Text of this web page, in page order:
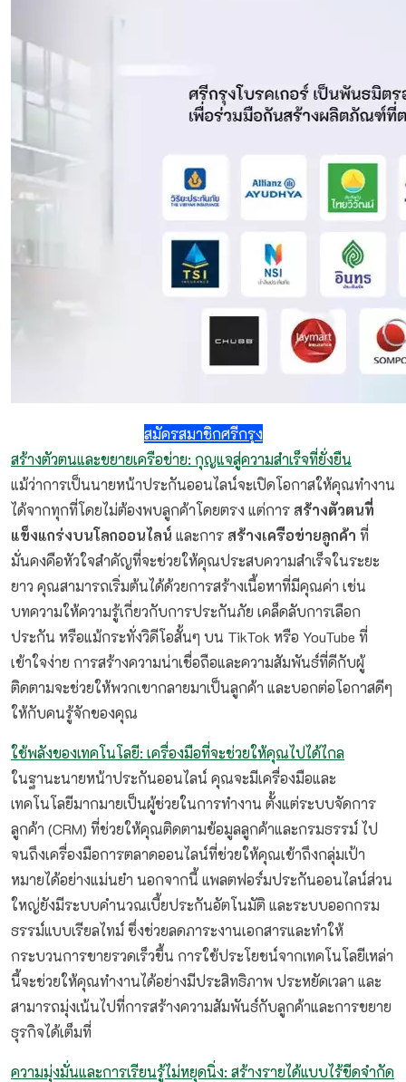
สมัครสมาชิกศรีกรุง
สร้างตัวตนและขยายเครือข่าย: กุญแจสู่ความสำเร็จที่ยั่งยืน
แม้ว่าการเป็นนายหน้าประกันออนไลน์จะเปิดโอกาสให้คุณทำงาน
ได้จากทุกที่โดยไม่ต้องพบลูกค้าโดยตรง แต่การ สร้างตัวตนที่
แข็งแกร่งบนโลกออนไลน์ และการ สร้างเครือข่ายลูกค้า ที่
มั่นคงคือหัวใจสำคัญที่จะช่วยให้คุณประสบความสำเร็จในระยะ
ยาว คุณสามารถเริ่มต้นได้ด้วยการสร้างเนื้อหาที่มีคุณค่า เช่น
บทความให้ความรู้เกี่ยวกับการประกันภัย เคล็ดลับการเลือก
ประกัน หรือแม้กระทั่งวิดีโอสั้นๆ บน TikTok หรือ YouTube ที่
เข้าใจง่าย การสร้างความน่าเชื่อถือและความสัมพันธ์ที่ดีกับผู้
ติดตามจะช่วยให้พวกเขากลายมาเป็นลูกค้า และบอกต่อโอกาสดีๆ
ให้กับคนรู้จักของคุณ
ใช้พลังของเทคโนโลยี: เครื่องมือที่จะช่วยให้คุณไปได้ไกล
ในฐานะนายหน้าประกันออนไลน์ คุณจะมีเครื่องมือและ
เทคโนโลยีมากมายเป็นผู้ช่วยในการทำงาน ตั้งแต่ระบบจัดการ
ลูกค้า (CRM) ที่ช่วยให้คุณติดตามข้อมูลลูกค้าและกรมธรรม์ ไป
จนถึงเครื่องมือการตลาดออนไลน์ที่ช่วยให้คุณเข้าถึงกลุ่มเป้า
หมายได้อย่างแม่นยำ นอกจากนี้ แพลตฟอร์มประกันออนไลน์ส่วน
ใหญ่ยังมีระบบคำนวณเบี้ยประกันอัตโนมัติ และระบบออกกรม
ธรรม์แบบเรียลไทม์ ซึ่งช่วยลดภาระงานเอกสารและทำให้
กระบวนการขายรวดเร็วขึ้น การใช้ประโยชน์จากเทคโนโลยีเหล่า
นี้จะช่วยให้คุณทำงานได้อย่างมีประสิทธิภาพ ประหยัดเวลา และ
สามารถมุ่งเน้นไปที่การสร้างความสัมพันธ์กับลูกค้าและการขยาย
ธุรกิจได้เต็มที่
ความมุ่งมั่นและการเรียนรู้ไม่หยุดนิ่ง: สร้างรายได้แบบไร้ขีดจำกัด